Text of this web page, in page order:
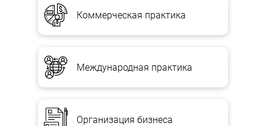
Коммерческая практика
Международная практика
Организация бизнеса